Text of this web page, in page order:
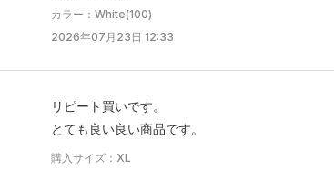
カラー：White(100)
2026年07月23日 12:33
リピート買いです。
とても良い良い商品です。
購入サイズ：XL